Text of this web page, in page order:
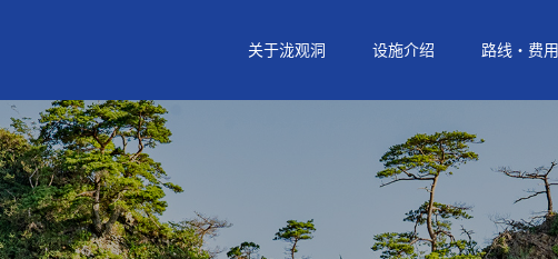
关于泷观洞 设施介绍 路线・费用